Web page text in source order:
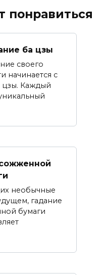
понравиться
ба цзы
своего
начинается с
цзы. Каждый
необычные
гадание
бумаги